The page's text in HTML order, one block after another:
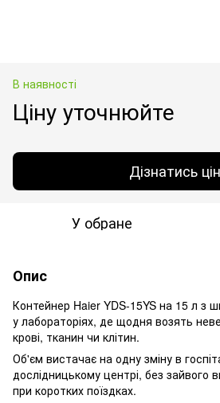
В наявності
Ціну уточнюйте
Дізнатись
У обране
Опис
Контейнер Haier YDS-15YS на 15 л з
у лабораторіях, де щодня возять
крові, тканин чи клітин.
Об'єм вистачає на одну зміну в
дослідницькому центрі, без зайвого
при коротких поїздках.